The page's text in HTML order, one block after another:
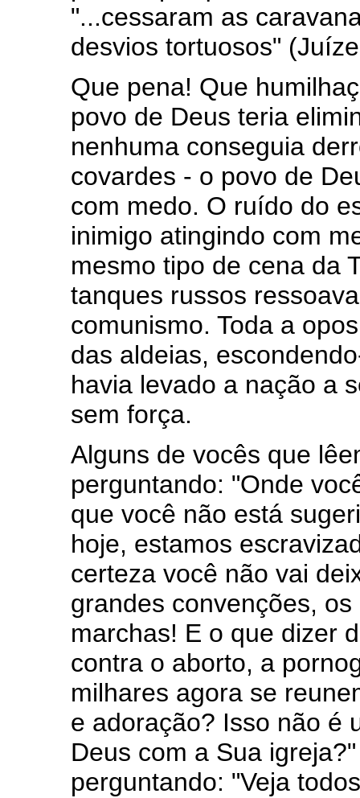
"...cessaram as
desvios tortuosos"
Que pena! Que
povo de Deus teria
nenhuma conseguia
covardes - o povo de
com medo. O ruído do
inimigo atingindo com
mesmo tipo de cena da
tanques russos
comunismo. Toda a
das aldeias,
havia levado a nação a
sem força.
Alguns de vocês que
perguntando: "Onde
que você não está
hoje, estamos
certeza você não vai
grandes convenções,
marchas! E o que dizer
contra o aborto, a
milhares agora se
e adoração? Isso não é
Deus com a Sua
perguntando: "Veja